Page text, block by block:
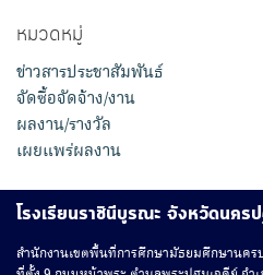
หมวดหมู่
ข่าวสารประชาสัมพันธ์
จัดซื้อจัดจ้าง/งาน
ผลงาน/รางวัล
เผยแพร่ผลงาน
โรงเรียนราชินีบูรณะ จังหวัดนคร
สํานักงานเขตพื้นที่การศึกษามัธยมศึกษานคร